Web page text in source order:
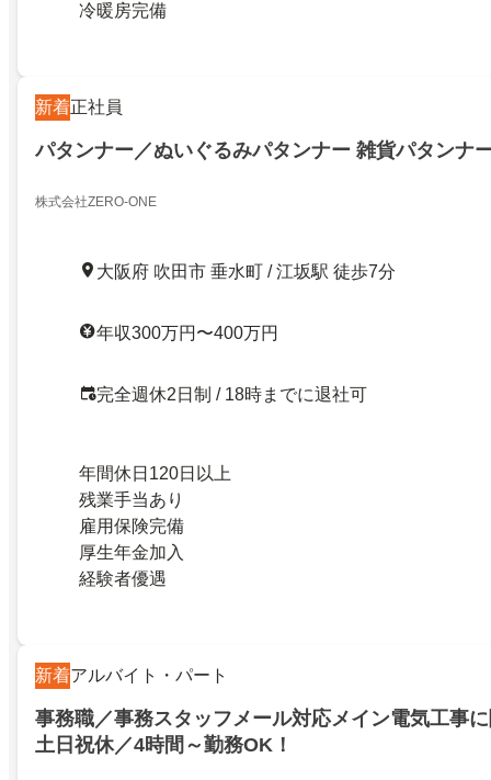
冷暖房完備
新着正社員
パタンナー／ぬいぐるみパタンナー 雑貨パタンナ
株式会社ZERO-ONE
大阪府 吹田市 垂水町 / 江坂駅 徒歩7分
年収300万円〜400万円
完全週休2日制 / 18時までに退社可
年間休日120日以上
残業手当あり
雇用保険完備
厚生年金加入
経験者優遇
新着アルバイト・パート
事務職／事務スタッフメール対応メイン電気工事
土日祝休／4時間～勤務OK！